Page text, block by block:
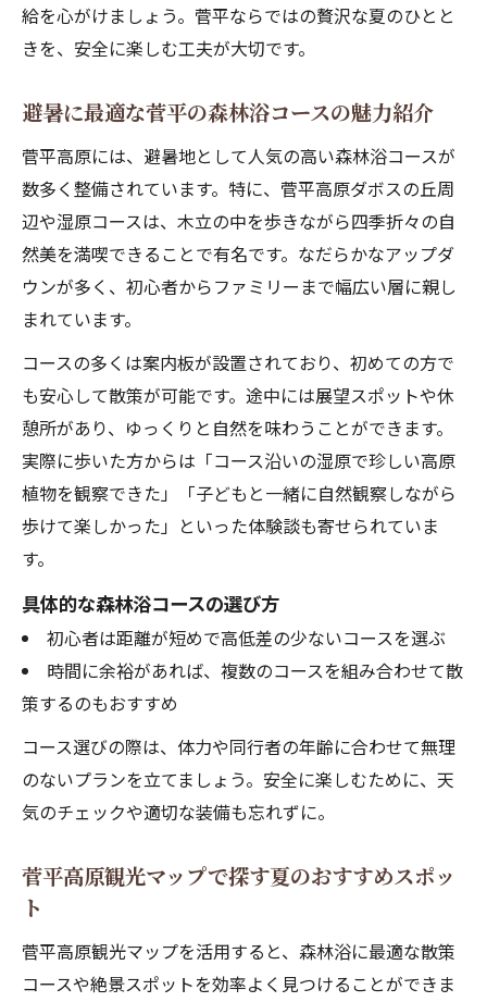
給を心がけましょう。菅平ならではの贅沢な夏のひとと
きを、安全に楽しむ工夫が大切です。
避暑に最適な菅平の森林浴コースの魅力紹介
菅平高原には、避暑地として人気の高い森林浴コースが
数多く整備されています。特に、菅平高原ダボスの丘周
辺や湿原コースは、木立の中を歩きながら四季折々の自
然美を満喫できることで有名です。なだらかなアップダ
ウンが多く、初心者からファミリーまで幅広い層に親し
まれています。
コースの多くは案内板が設置されており、初めての方で
も安心して散策が可能です。途中には展望スポットや休
憩所があり、ゆっくりと自然を味わうことができます。
実際に歩いた方からは「コース沿いの湿原で珍しい高原
植物を観察できた」「子どもと一緒に自然観察しながら
歩けて楽しかった」といった体験談も寄せられていま
す。
具体的な森林浴コースの選び方
初心者は距離が短めで高低差の少ないコースを選ぶ
時間に余裕があれば、複数のコースを組み合わせて散
策するのもおすすめ
コース選びの際は、体力や同行者の年齢に合わせて無理
のないプランを立てましょう。安全に楽しむために、天
気のチェックや適切な装備も忘れずに。
菅平高原観光マップで探す夏のおすすめスポッ
ト
菅平高原観光マップを活用すると、森林浴に最適な散策
コースや絶景スポットを効率よく見つけることができま